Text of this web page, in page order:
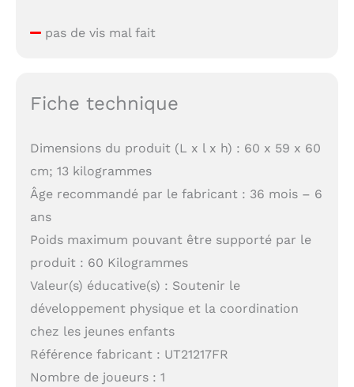
pas de vis mal fait
Fiche technique
Dimensions du produit (L x l x h) : 60 x 59 x 60
cm; 13 kilogrammes
Âge recommandé par le fabricant : 36 mois – 6
ans
Poids maximum pouvant être supporté par le
produit : 60 Kilogrammes
Valeur(s) éducative(s) : Soutenir le
développement physique et la coordination
chez les jeunes enfants
Référence fabricant : UT21217FR
Nombre de joueurs : 1